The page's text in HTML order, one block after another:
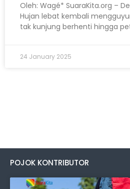
Oleh: Wagé* SuaraKita.org –
Hujan lebat kembali
tak kunjung berhenti hingga
24 January 2025
POJOK KONTRIBUTOR